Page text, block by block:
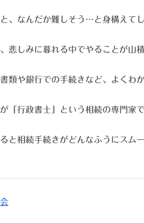
、なんだか難しそう…と身構えて
悲しみに暮れる中でやることが山積
類や銀行での手続きなど、よくわ
「行政書士」という相続の専門家で
と相続手続きがどんなふうにスム